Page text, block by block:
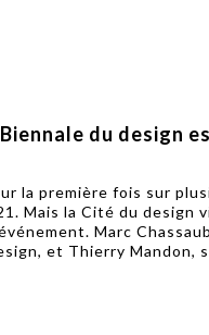
du design
la première fois sur
Mais la Cité du design
Marc
et Thierry Mandon,